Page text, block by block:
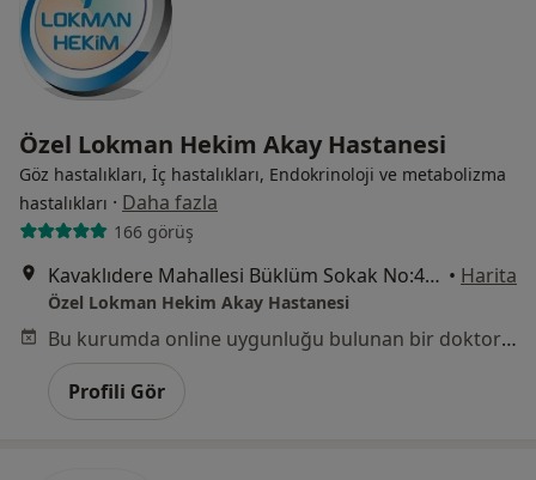
Özel Lokman Hekim Akay Hastanesi
Göz hastalıkları, İç hastalıkları, Endokrinoloji ve metabolizma
hastalıkları · Daha fazla
166 görüş
Kavaklıdere Mahallesi Büklüm Sokak No:4, Çankaya • Harita
Özel Lokman Hekim Akay Hastanesi
Bu kurumda online uygunluğu bulunan bir doktor veya uzman bulunamadı
Profili Gör